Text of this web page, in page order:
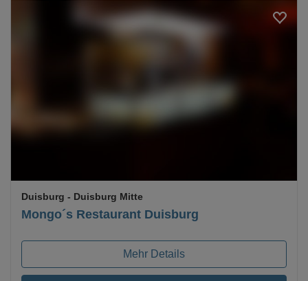
Loading...
Mongo´s Restaurant Duisburg
Duisburg - Duisburg Mitte
Mehr Details